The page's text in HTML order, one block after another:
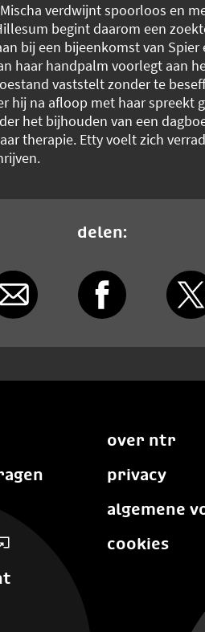
verdwijnt spoorloos en
begint daarom een
bij een bijeenkomst van
haar handpalm voorlegt aan
vaststelt zonder te
hij na afloop met haar spreekt
het bijhouden van een
therapie. Etty voelt zich
delen:
over ntr
privacy
algemene
cookies